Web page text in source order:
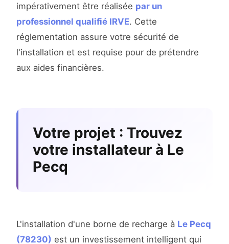
impérativement être réalisée par un
professionnel qualifié IRVE. Cette
réglementation assure votre sécurité de
l'installation et est requise pour de prétendre
aux aides financières.
Votre projet : Trouvez
votre installateur à Le
Pecq
L'installation d'une borne de recharge à Le Pecq
(78230) est un investissement intelligent qui